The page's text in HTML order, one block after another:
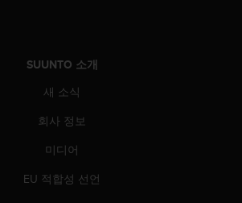
SUUNTO 소개
새 소식
회사 정보
미디어
EU 적합성 선언